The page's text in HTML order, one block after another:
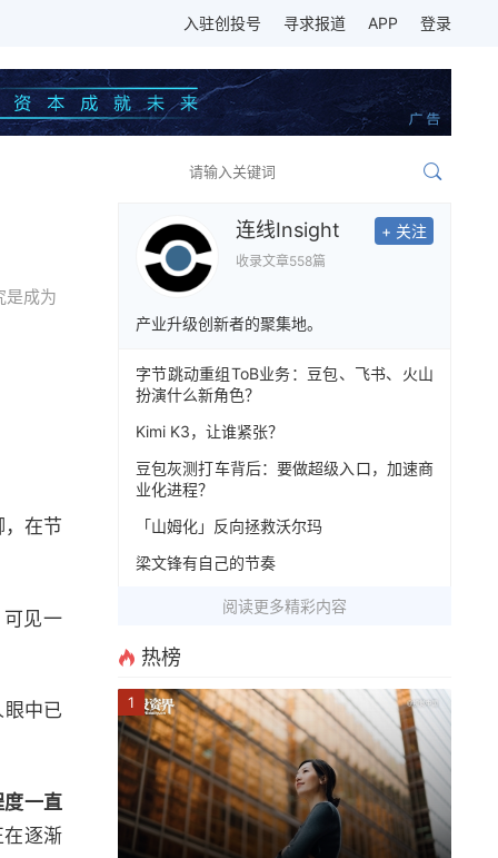
入驻创投号 寻求报道 APP 登录
是成为
在节
见一
中已
一直
逐渐
连线Insight
558篇
收录文章
+ 关注
产业升级创新者的聚集地。
字节跳动重组ToB业务：豆包、飞书、火山
扮演什么新角色？
Kimi K3，让谁紧张？
豆包灰测打车背后：要做超级入口，加速商
业化进程？
「山姆化」反向拯救沃尔玛
梁文锋有自己的节奏
阅读更多精彩内容
热榜
1